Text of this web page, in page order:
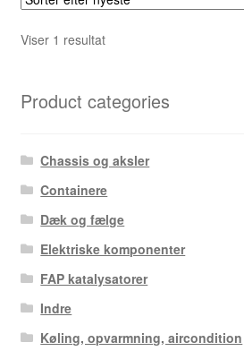
Viser 1 resultat
Product categories
Chassis og aksler
Containere
Dæk og fælge
Elektriske komponenter
FAP katalysatorer
Indre
Køling, opvarmning, aircondition